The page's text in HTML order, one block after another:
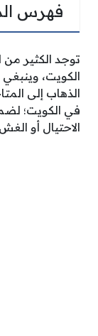
فهرس
توجد الكثير من
الكويت، وينبغي
الذهاب إلى
في الكويت؛
الاحتيال أو